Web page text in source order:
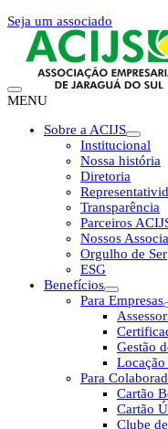
Seja um associado
MENU
Sobre a ACIJS
Institucional
Nossa história
Diretoria
Transparência
Parceiros
Nossos
Orgulho de Ser
ESG
Benefícios
Para Empresas
Gestão
Para
Cartão
Cartão
Clube